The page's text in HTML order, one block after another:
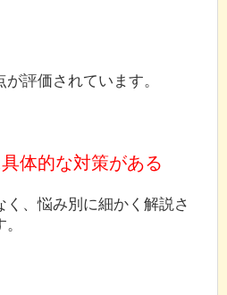
評価されています。
体的な対策がある
く、悩み別に細かく解説さ